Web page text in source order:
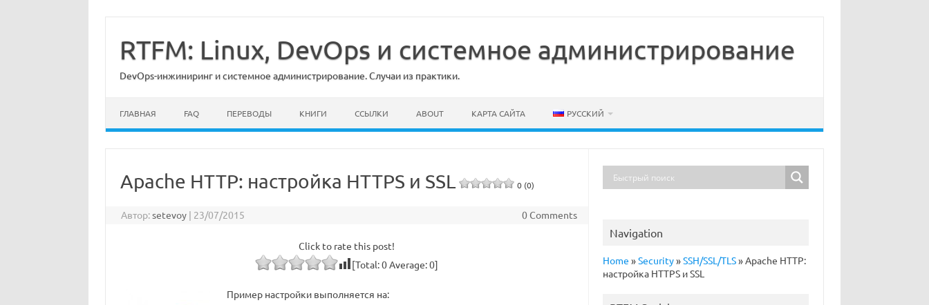
содержимому
RTFM: Linux, DevOps и системное администрирование
DevOps-инжиниринг и системное администрирование. Случаи из практики.
ГЛАВНАЯ FAQ ПЕРЕВОДЫ КНИГИ ССЫЛКИ ABOUT КАРТА САЙТА РУССКИЙ
Apache HTTP: настройка HTTPS и SSL 0 (0)
Автор:setevoy | 23/07/2015 0 Comments
Click to rate this post!
[Total:0Average:0]
Пример настройки выполняется на:
Navigation
Home »Security»SSH/SSL/TLS»Apache HTTP:
настройка HTTPS и SSL